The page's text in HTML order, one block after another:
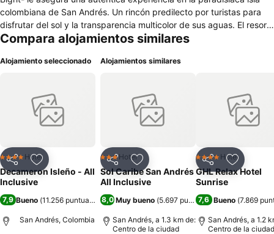
colombiana de San Andrés. Un rincón predilecto por turistas para
disfrutar del sol y la transparencia multicolor de sus aguas. El resort
ha sido galardonado con la 'Certificación de Excelencia' por una red
Incluido', así como su diseño y privilegiada ubicación. Se encuentra
Desde allí podrá interactuar con los habitantes de la pintoresca isla,
una mezcla centenaria de inmigrantes puritanos ingleses, colonos
holandeses, españoles, esclavos, piratas y árabes que llegaron a
Compara alojamientos similares
Alojamiento seleccionado
CompartirAgregar a favoritos
4 EstrellasHotel
Decameron Isleño - All
Inclusive
7,9 Bueno (11.256 puntuaciones)
San Andrés, Colombia
Alojamientos similares
CompartirAgregar a favoritos
3 Estrellas
Hotel
Sol Caribe San Andrés
All Inclusive
8,0 Muy bueno (5.697 puntuaciones)
San Andrés, a 1.3 km de:
Centro de la ciudad
CompartirAgregar
4 EstrellasHotel
GHL Relax Hotel
Sunrise
7,6 Bueno (7.869
San Andrés, a 1.2
Centro de la ciudad